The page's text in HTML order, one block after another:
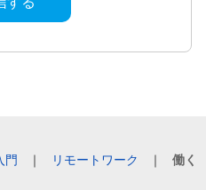
門 ｜ リモートワーク ｜ 働く